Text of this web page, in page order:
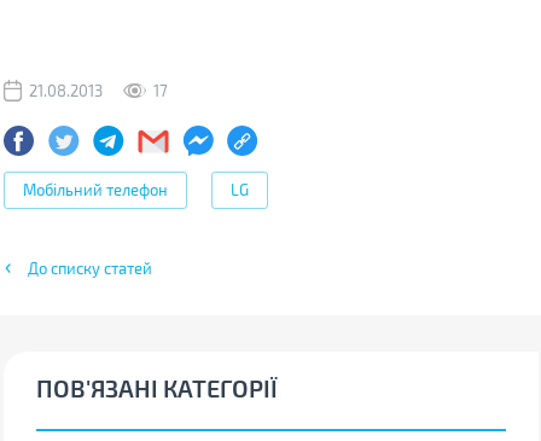
21.08.2013 17
Мобільний телефон LG
До списку статей
ПОВ'ЯЗАНІ КАТЕГОРІЇ